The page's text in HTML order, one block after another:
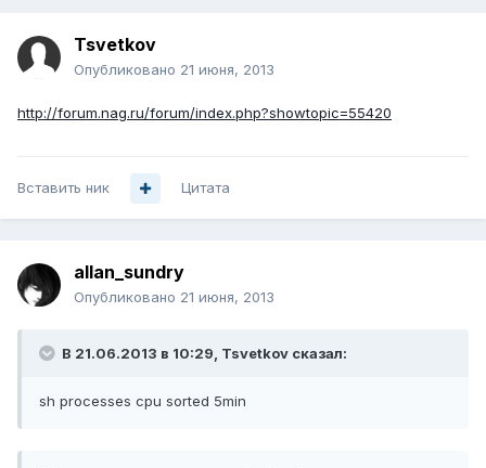
Tsvetkov
Опубликовано 21 июня, 2013
http://forum.nag.ru/forum/index.php?showtopic=55420
Вставить ник Цитата
allan_sundry
Опубликовано 21 июня, 2013
В 21.06.2013 в 10:29, Tsvetkov сказал:
sh processes cpu sorted 5min